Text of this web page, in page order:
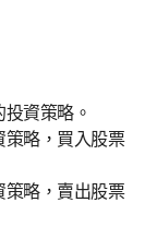
資策略。
策略，買入股票
策略，賣出股票